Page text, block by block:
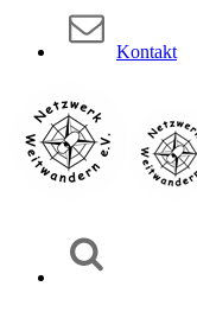
Kontakt